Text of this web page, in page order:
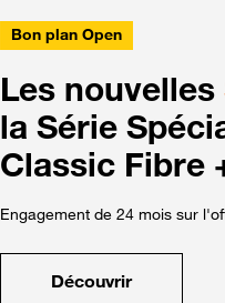
Bon plan Open
Les nouvelles
la Série
Classic Fibre
Engagement de 24 mois sur
Découvrir